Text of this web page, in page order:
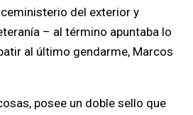
del exterior y
– al término apuntaba lo
al último gendarme, Marcos
posee un doble sello que